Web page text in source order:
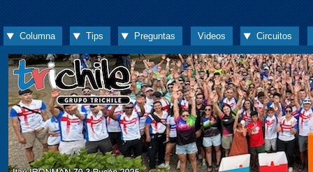
Columna Tips Preguntas Videos Circuitos